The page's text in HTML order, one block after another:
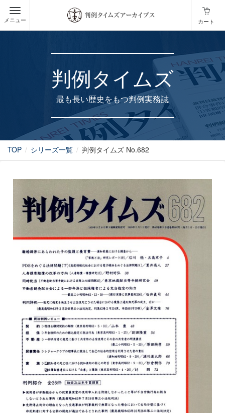
メニュー カート
判例タイムズ
最も長い歴史をもつ判例実務誌
TOP シリーズ一覧 判例タイムズ No.682